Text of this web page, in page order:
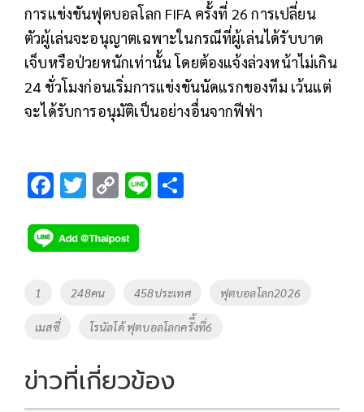
การแข่งขันฟุตบอลโลก FIFA ครั้งที่ 26 การเปลี่ยน
ตัวผู้เล่นจะอนุญาตเฉพาะในกรณีที่ผู้เล่นได้รับบาด
เจ็บหรือป่วยหนักเท่านั้น โดยต้องแจ้งล่วงหน้าไม่เกิน
24 ชั่วโมงก่อนเริ่มการแข่งขันนัดแรกของทีม เว้นแต่
จะได้รับการอนุมัติเป็นอย่างอื่นจากฟีฟ่า
F
e
b
o
k
T
tt
er
C
p
y
Li
n
k
Li
Tags
1 248คน 458ประเทศ ฟุตบอลโลก2026
เมสซี่ โรนัลโด้ ฟุตบอลโลกครัี้งที่6
ข่าวที่เกี่ยวข้อง